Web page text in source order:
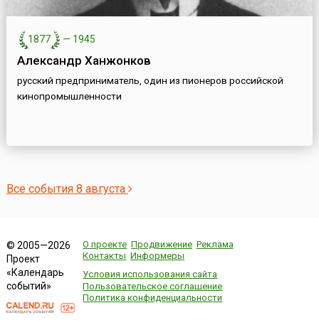
1877 — 1945
Александр Ханжонков
русский предприниматель, один из пионеров российской
кинопромышленности
Все события 8 августа
© 2005—2026
Проект
«Календарь
событий»
О проекте Продвижение Реклама
Контакты Информеры
Условия использования сайта
Пользовательское соглашение
Политика конфиденциальности